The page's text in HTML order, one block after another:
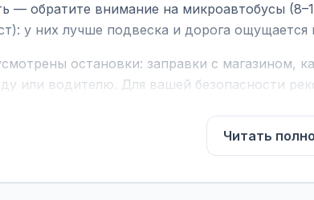
— обратите внимание на микроавтобусы
у них лучше подвеска и дорога ощущается
остановки: заправки с магазином,
или водителю. Для вашей безопасности
необходимое для комфортной поездки:
На больших автобусах работают
только при посадке, печатать билет
Читать